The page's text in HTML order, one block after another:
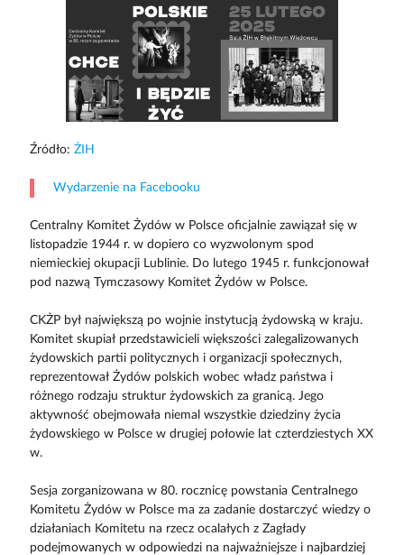
Źródło: ŻIH
Wydarzenie na Facebooku
Centralny Komitet Żydów w Polsce oficjalnie zawiązał się w
listopadzie 1944 r. w dopiero co wyzwolonym spod
niemieckiej okupacji Lublinie. Do lutego 1945 r. funkcjonował
pod nazwą Tymczasowy Komitet Żydów w Polsce.
CKŻP był największą po wojnie instytucją żydowską w kraju.
Komitet skupiał przedstawicieli większości zalegalizowanych
żydowskich partii politycznych i organizacji społecznych,
reprezentował Żydów polskich wobec władz państwa i
różnego rodzaju struktur żydowskich za granicą. Jego
aktywność obejmowała niemal wszystkie dziedziny życia
żydowskiego w Polsce w drugiej połowie lat czterdziestych XX
w.
Sesja zorganizowana w 80. rocznicę powstania Centralnego
Komitetu Żydów w Polsce ma za zadanie dostarczyć wiedzy o
działaniach Komitetu na rzecz ocalałych z Zagłady
podejmowanych w odpowiedzi na najważniejsze i najbardziej